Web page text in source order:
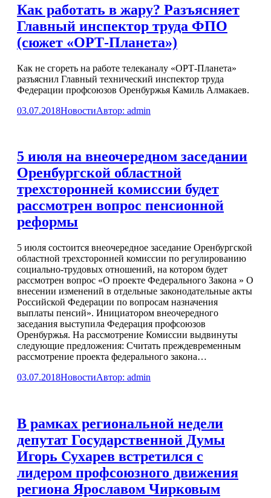
Как работать в жару? Разъясняет
Главный инспектор труда ФПО
(сюжет «ОРТ-Планета»)
Как не сгореть на работе телеканалу «ОРТ-Планета»
разъяснил Главный технический инспектор труда
Федерации профсоюзов Оренбуржья Камиль Алмакаев.
03.07.2018НовостиАвтор: admin
5 июля на внеочередном заседании
Оренбургской областной
трехсторонней комиссии будет
рассмотрен вопрос пенсионной
реформы
5 июля состоится внеочередное заседание Оренбургской
областной трехсторонней комиссии по регулированию
социально-трудовых отношений, на котором будет
рассмотрен вопрос «О проекте Федерального Закона » О
внесении изменений в отдельные законодательные акты
Российской Федерации по вопросам назначения
выплаты пенсий». Инициатором внеочередного
заседания выступила Федерация профсоюзов
Оренбуржья. На рассмотрение Комиссии выдвинуты
следующие предложения: Считать преждевременным
рассмотрение проекта федерального закона…
03.07.2018НовостиАвтор: admin
В рамках региональной недели
депутат Государственной Думы
Игорь Сухарев встретился с
лидером профсоюзного движения
региона Ярославом Чирковым